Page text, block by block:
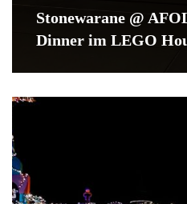
Stonewarane @
Dinner im LEGO